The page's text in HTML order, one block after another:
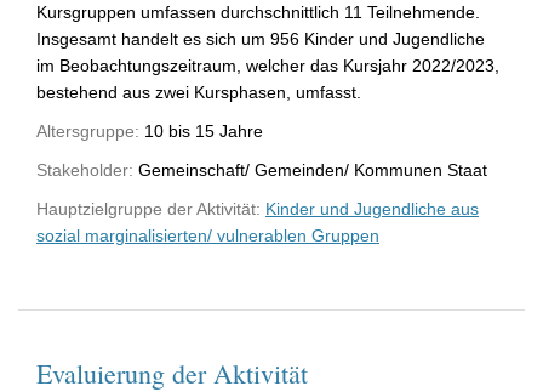
Kursgruppen umfassen durchschnittlich 11 Teilnehmende.
Insgesamt handelt es sich um 956 Kinder und Jugendliche
im Beobachtungszeitraum, welcher das Kursjahr 2022/2023,
bestehend aus zwei Kursphasen, umfasst.
Altersgruppe: 10 bis 15 Jahre
Stakeholder: Gemeinschaft/ Gemeinden/ Kommunen Staat
Hauptzielgruppe der Aktivität: Kinder und Jugendliche aus
sozial marginalisierten/ vulnerablen Gruppen
Evaluierung der Aktivität